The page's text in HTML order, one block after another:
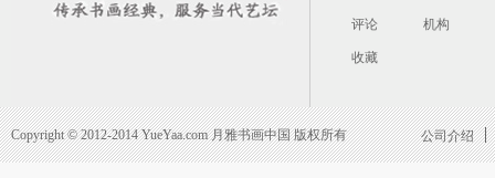
评论
收藏
机构
Copyright © 2012-2014 YueYaa.com 月雅书画中国 版权所有 公司介绍